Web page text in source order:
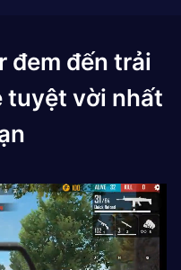
đem đến trải
tuyệt vời nhất